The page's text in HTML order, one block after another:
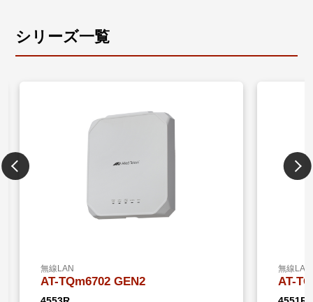
シリーズ一覧
無線LAN
AT-TQm6702 GEN2
無線LAN
AT-